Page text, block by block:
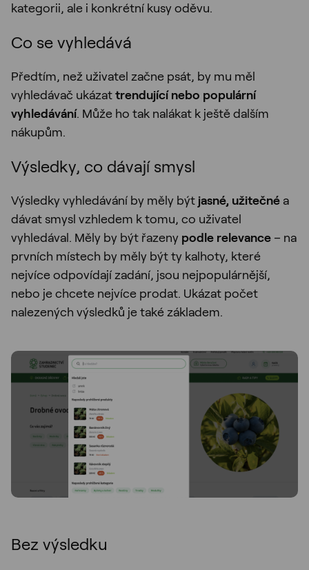
kategorii, ale i konkrétní kusy oděvu.
Co se vyhledává
Předtím, než uživatel začne psát, by mu měl
vyhledávač ukázat trendující nebo populární
vyhledávání. Může ho tak nalákat k ještě dalším
nákupům.
Výsledky, co dávají smysl
Výsledky vyhledávání by měly být jasné, užitečné a
dávat smysl vzhledem k tomu, co uživatel
vyhledával. Měly by být řazeny podle relevance – na
prvních místech by měly být ty kalhoty, které
nejvíce odpovídají zadání, jsou nejpopulárnější,
nebo je chcete nejvíce prodat. Ukázat počet
nalezených výsledků je také základem.
Bez výsledku